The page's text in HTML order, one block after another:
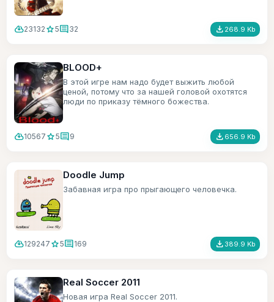
cloud_download23132 star5comment32 file_download 268.9 Kb
BLOOD+
В этой игре нам надо будет выжить любой
ценой, потому что за нашей головой охотятся
люди по приказу тёмного божества.
cloud_download10567 star5comment9 file_download 656.9 Kb
Doodle Jump
Забавная игра про прыгающего человечка.
cloud_download129247 star5comment169 file_download 389.9 Kb
Real Soccer 2011
Новая игра Real Soccer 2011.